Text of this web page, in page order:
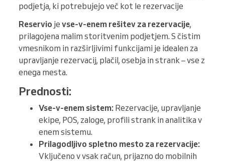
podjetja, ki potrebujejo več kot le rezervacije
Reservio je vse-v-enem rešitev za rezervacije,
prilagojena malim storitvenim podjetjem. S čistim
vmesnikom in razširljivimi funkcijami je idealen za
upravljanje rezervacij, plačil, osebja in strank – vse z
enega mesta.
Prednosti:
Vse-v-enem sistem: Rezervacije, upravljanje
ekipe, POS, zaloge, profili strank in analitika v
enem sistemu.
Prilagodljivo spletno mesto za rezervacije:
Vključeno v vsak račun, prijazno do mobilnih